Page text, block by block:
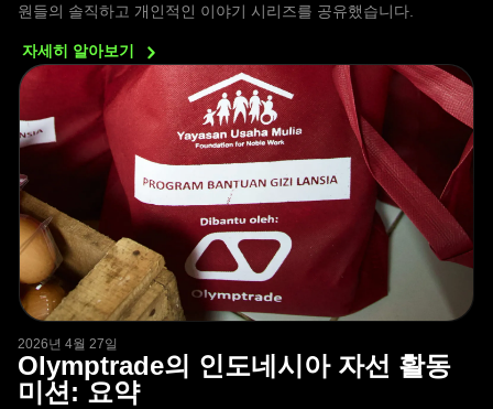
원들의 솔직하고 개인적인 이야기 시리즈를 공유했습니다.
자세히 알아보기
2026년 4월 27일
Olymptrade의 인도네시아 자선 활동
미션: 요약